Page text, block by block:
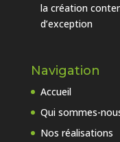
la création
d’exception
Navigation
Accueil
Qui sommes-
Nos réalisations